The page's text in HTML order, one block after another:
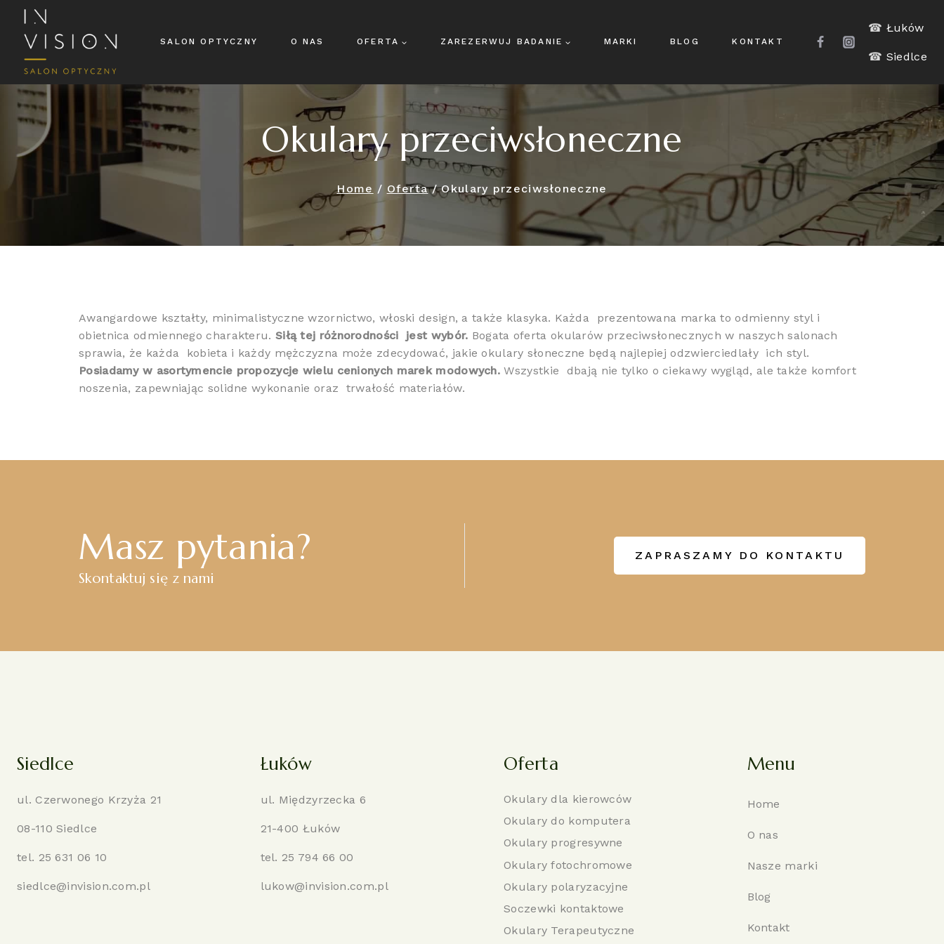
SALON OPTYCZNY O NAS OFERTA ZAREZERWUJ BADANIE MARKI BLOG KONTAKT
☎ Łuków
☎ Siedlce
Okulary przeciwsłoneczne
Home / Oferta / Okulary przeciwsłoneczne
Awangardowe kształty, minimalistyczne wzornictwo, włoski design, a także klasyka. Każda
prezentowana marka to odmienny styl i
obietnica odmiennego charakteru. Siłą tej różnorodności jest wybór. Bogata oferta okularów przeciwsłonecznych w naszych salonach
sprawia, że każda
kobieta i każdy mężczyzna może zdecydować, jakie okulary słoneczne będą najlepiej odzwierciedlały ich styl.
Posiadamy w asortymencie propozycje wielu cenionych marek modowych.Wszystkie
dbają nie tylko o ciekawy wygląd, ale także komfort
noszenia, zapewniając solidne wykonanie oraz
trwałość materiałów.
Masz pytania?
Skontaktuj się z nami
ZAPRASZAMY DO KONTAKTU
Siedlce
ul. Czerwonego Krzyża 21
08-110 Siedlce
tel. 25 631 06 10
siedlce@invision.com.pl
Łuków
ul. Międzyrzecka 6
21-400 Łuków
tel. 25 794 66 00
lukow@invision.com.pl
Oferta
Okulary dla kierowców
Okulary do komputera
Okulary progresywne
Okulary fotochromowe
Okulary polaryzacyjne
Soczewki kontaktowe
Okulary Terapeutyczne
Menu
Home
O nas
Nasze marki
Blog
Kontakt